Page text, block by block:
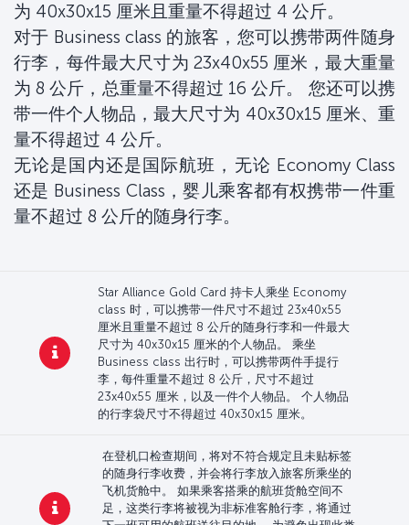
为 40x30x15 厘米且重量不得超过 4 公斤。
对于 Business class 的旅客，您可以携带两件随身
行李，每件最大尺寸为 23x40x55 厘米，最大重量
为 8 公斤，总重量不得超过 16 公斤。 您还可以携
带一件个人物品，最大尺寸为 40x30x15 厘米、重
量不得超过 4 公斤。
无论是国内还是国际航班，无论 Economy Class
还是 Business Class，婴儿乘客都有权携带一件重
量不超过 8 公斤的随身行李。
Star Alliance Gold Card 持卡人乘坐 Economy
class 时，可以携带一件尺寸不超过 23x40x55
厘米且重量不超过 8 公斤的随身行李和一件最大
尺寸为 40x30x15 厘米的个人物品。 乘坐
Business class 出行时，可以携带两件手提行
李，每件重量不超过 8 公斤，尺寸不超过
23x40x55 厘米，以及一件个人物品。 个人物品
的行李袋尺寸不得超过 40x30x15 厘米。
在登机口检查期间，将对不符合规定且未贴标签
的随身行李收费，并会将行李放入旅客所乘坐的
飞机货舱中。 如果乘客搭乘的航班货舱空间不
足，这类行李将被视为非标准客舱行李，将通过